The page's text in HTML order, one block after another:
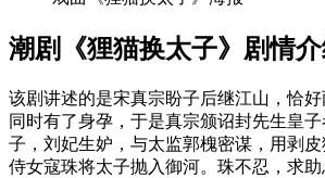
潮剧《狸猫换太子》剧情
该剧讲述的是宋真宗盼子后继江山，恰
同时有了身孕，于是真宗颁诏封先生皇
子，刘妃生妒，与太监郭槐密谋，用剥
侍女寇珠将太子抛入御河。珠不忍，求